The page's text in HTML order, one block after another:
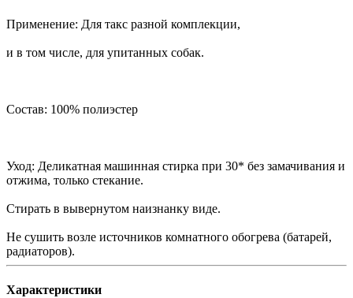
Применение: Для такс разной комплекции,
и в том числе, для упитанных собак.
Состав: 100% полиэстер
Уход: Деликатная машинная стирка при 30* без замачивания и
отжима, только стекание.
Стирать в вывернутом наизнанку виде.
Не сушить возле источников комнатного обогрева (батарей,
радиаторов).
Характеристики